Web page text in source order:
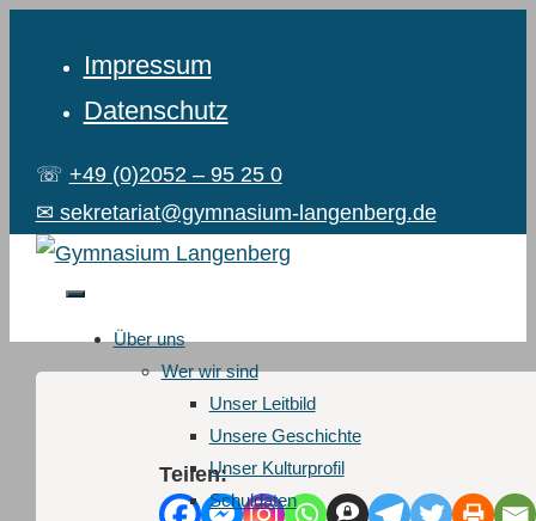
Impressum
Datenschutz
☏ +49 (0)2052 – 95 25 0
✉ sekretariat@gymnasium-langenberg.de
Über uns
Wer wir sind
Unser Leitbild
Unsere Geschichte
Unser Kulturprofil
Schuldaten
Teilen: